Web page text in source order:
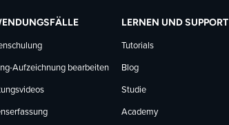
Aufzeichnung bearbeiten
LERNEN UND SUPPORT
Tutorials
Blog
Studie
Academy